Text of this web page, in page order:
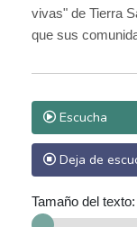
vivas" de Tierra
que sus
ininterrumpida en
los últimos 2.000
embargo,
religiosos temen
presencia
Escucha
Deja de
Tamaño del texto: